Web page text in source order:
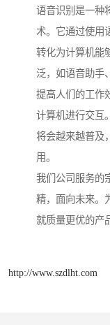
语音识别是一种
术。它通过使用
转化为计算机能
泛，如语音助手
提高人们的工作
计算机进行交互
将会越来越普及
用。
我们公司服务的
精，面向未来。
就质量更优的产
http://www.szdlht.com